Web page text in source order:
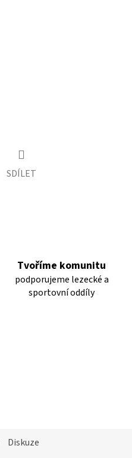
SDÍLET
Tvoříme komunitu
podporujeme lezecké a
sportovní oddíly
Diskuze